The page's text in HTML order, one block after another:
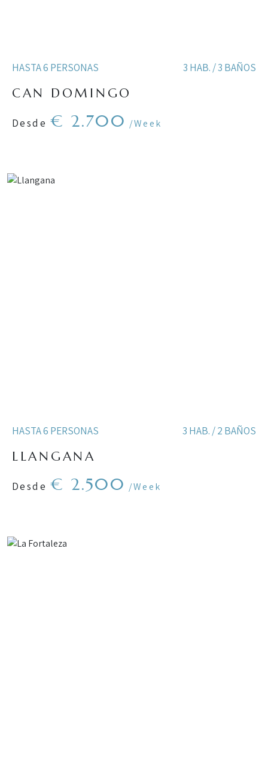
HASTA 6 PERSONAS 3 HAB. / 3 BAÑOS
CAN DOMINGO
Desde € 2.700 /Week
HASTA 6 PERSONAS 3 HAB. / 2 BAÑOS
LLANGANA
Desde € 2.500 /Week